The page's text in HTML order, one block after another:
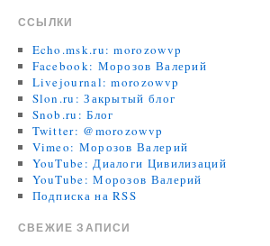
ССЫЛКИ
Echo.msk.ru: morozowvp
Facebook: Морозов Валерий
Livejournal: morozowvp
Slon.ru: Закрытый блог
Snob.ru: Блог
Twitter: @morozowvp
Vimeo: Морозов Валерий
YouTube: Диалоги Цивилизаций
YouTube: Морозов Валерий
Подписка на RSS
СВЕЖИЕ ЗАПИСИ